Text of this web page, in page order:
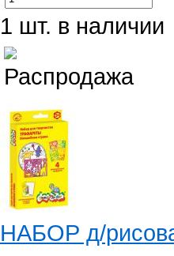
1 шт. в наличии
НАБОР д/